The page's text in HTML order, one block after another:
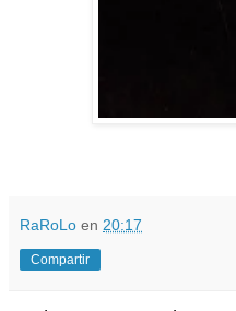
RaRoLo en 20:17
Compartir